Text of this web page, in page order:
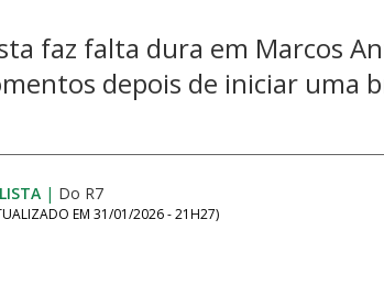
faz falta dura em Marcos
depois de iniciar uma
| Do R7
EM 31/01/2026 - 21H27)